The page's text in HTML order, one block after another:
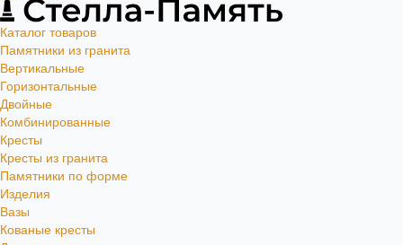
Каталог товаров
Памятники из гранита
Вертикальные
Горизонтальные
Двойные
Комбинированные
Кресты
Кресты из гранита
Памятники по форме
Изделия
Вазы
Кованые кресты